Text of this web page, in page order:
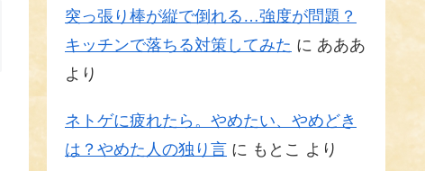
突っ張り棒が縦で倒れる…強度が問題？
キッチンで落ちる対策してみた に あああ
より
ネトゲに疲れたら。やめたい、やめどき
は？やめた人の独り言 に もとこ より